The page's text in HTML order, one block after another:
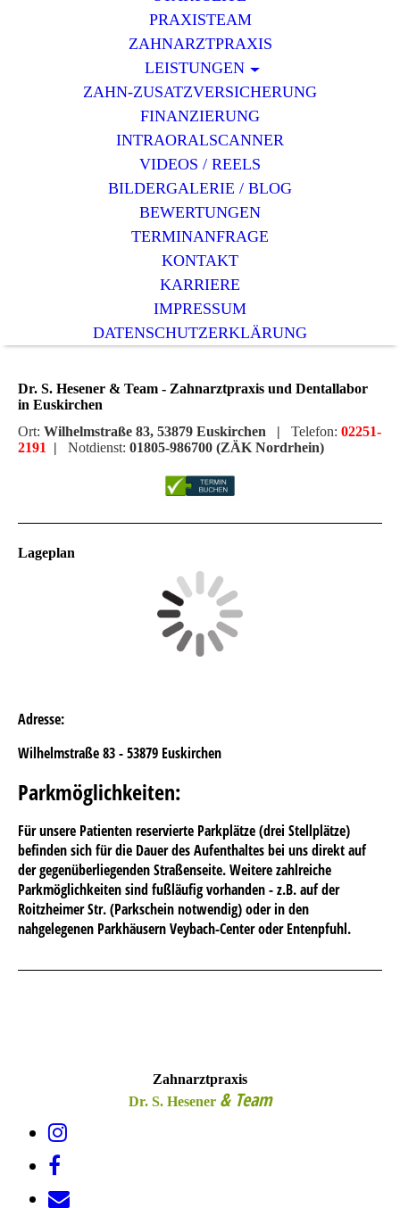
PRAXISTEAM
ZAHNARZTPRAXIS
LEISTUNGEN
ZAHN-ZUSATZVERSICHERUNG
FINANZIERUNG
INTRAORALSCANNER
VIDEOS / REELS
BILDERGALERIE / BLOG
BEWERTUNGEN
TERMINANFRAGE
KONTAKT
KARRIERE
IMPRESSUM
DATENSCHUTZERKLÄRUNG
Dr. S. Hesener & Team - Zahnarztpraxis und Dentallabor
in Euskirchen
Ort: Wilhelmstraße 83, 53879 Euskirchen | Telefon: 02251-
2191
| Notdienst: 01805-986700 (ZÄK Nordrhein)
Lageplan
Adresse:
Wilhelmstraße 83 -53879 Euskirchen
Parkmöglichkeiten:
Für unsere Patienten reservierte Parkplätze (drei Stellplätze)
befinden sich für die Dauer des Aufenthaltes bei uns direkt auf
der gegenüberliegenden Straßenseite. Weitere zahlreiche
Parkmöglichkeiten sind fußläufig vorhanden - z.B. auf der
Roitzheimer Str. (Parkschein notwendig) oder in den
nahgelegenen Parkhäusern Veybach-Center oder Entenpfuhl.
Zahnarztpraxis
Dr. S. Hesener & Team